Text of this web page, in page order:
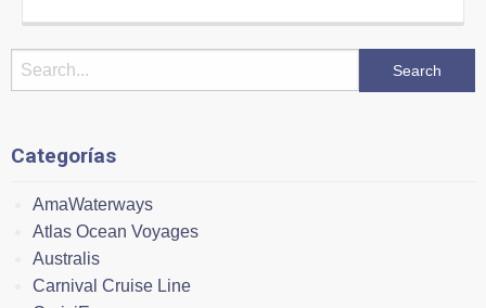
Categorías
AmaWaterways
Atlas Ocean Voyages
Australis
Carnival Cruise Line